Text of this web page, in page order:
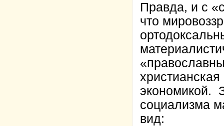
Правда, и с
что
экономикой.
социализма
вид: